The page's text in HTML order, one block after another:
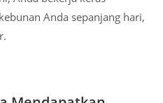
Anda sepanjang hari,